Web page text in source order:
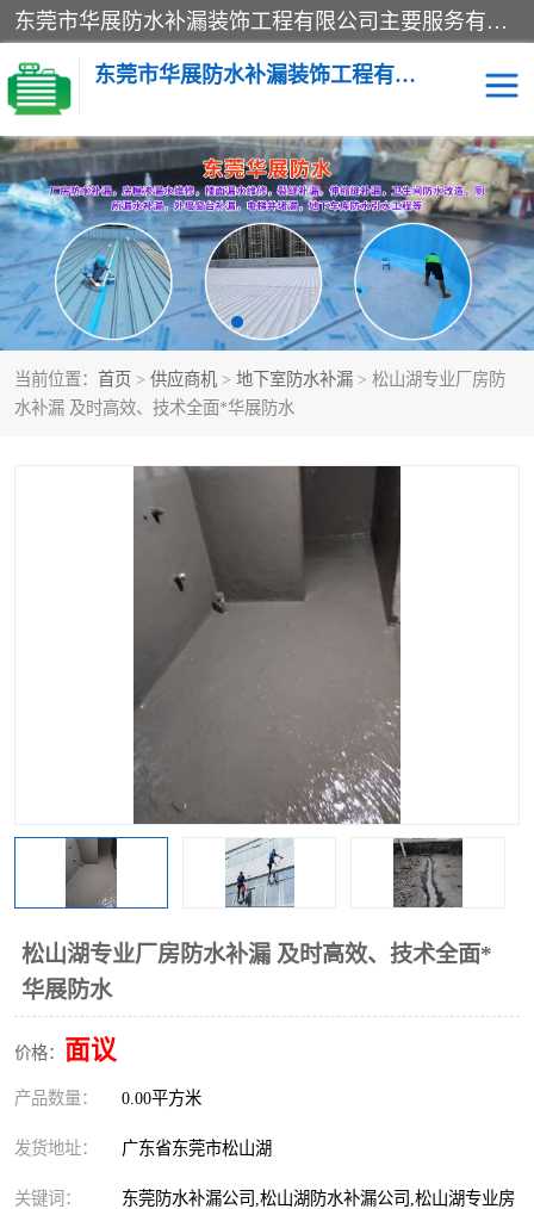
东莞市华展防水补漏装饰工程有限公司主要服务有：东莞防水补漏，东莞厂房防水补漏，东莞房屋渗漏水维修，楼面漏水维修，裂缝补漏，伸缩缝补漏，卫生间防水改造，厕所漏水补漏，外墙窗台补漏，电梯井堵漏，地下车库防水引水工程等
东莞市华展防水补漏装饰工程有限公司
当前位置： 首页 > 供应商机 > 地下室防水补漏 > 松山湖专业厂房防
水补漏 及时高效、技术全面*华展防水
松山湖专业厂房防水补漏 及时高效、技术全面*
华展防水
价格： 面议
产品数量： 0.00平方米
发货地址： 广东省东莞市松山湖
关键词：
东莞防水补漏公司,松山湖防水补漏公司,松山湖专业房
楼面防水补漏 外墙防水补漏
阳台卫生间防水补漏 地下室防水补漏
金属房搭建及补漏